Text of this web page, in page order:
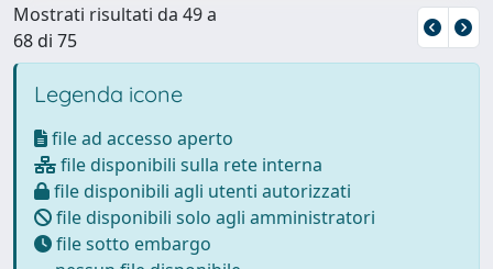
Mostrati risultati da 49 a
68 di 75
Legenda icone
file ad accesso aperto
file disponibili sulla rete interna
file disponibili agli utenti autorizzati
file disponibili solo agli amministratori
file sotto embargo